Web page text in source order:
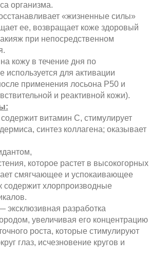
организма.
«жизненные силы»
ее, возвращает коже здоровый
при непосредственном
кожу в течение дня по
используется для активации
применения лосьона Р50 и
и реактивной кожи).
витамин С, стимулирует
синтез коллагена; оказывает
которое растет в высокогорных
смягчающее и успокаивающее
содержит хлорпроизводные
разработка
увеличивая его концентрацию
роста, которые стимулируют
глаз, исчезновение кругов и